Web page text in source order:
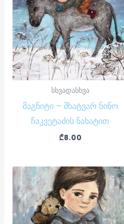
სხვადასხვა
მაგნიტი – მხატვარ ნინო
ჩაკვეტაძის ნახატით
₾8.00